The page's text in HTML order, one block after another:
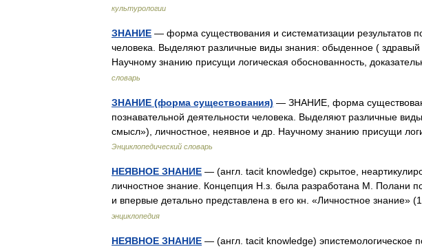
культурологии
ЗНАНИЕ — форма существования и систематизации результатов
человека. Выделяют различные виды знания: обыденное (
Научному знанию присущи логическая обоснованность,
словарь
ЗНАНИЕ (форма существования) — ЗНАНИЕ, форма
познавательной деятельности человека. Выделяют различные
смысл»), личностное, неявное и др. Научному знанию присущи
Энциклопедический словарь
НЕЯВНОЕ ЗНАНИЕ — (англ. tacit knowledge) скрытое,
личностное знание. Концепция Н.з. была разработана М. Полани
и впервые детально представлена в его кн. «Личностное
энциклопедия
НЕЯВНОЕ ЗНАНИЕ — (англ. tacit knowledge) эпистемологическое